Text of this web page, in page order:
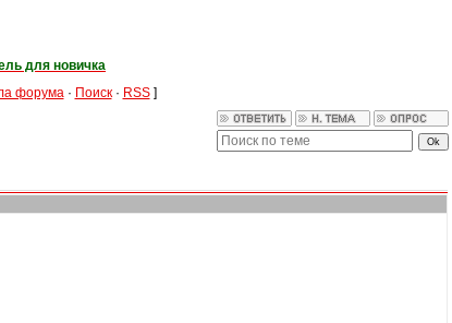
для новичка
форума · Поиск· RSS]